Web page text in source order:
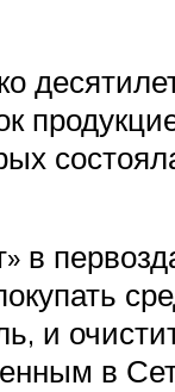
в
и
в